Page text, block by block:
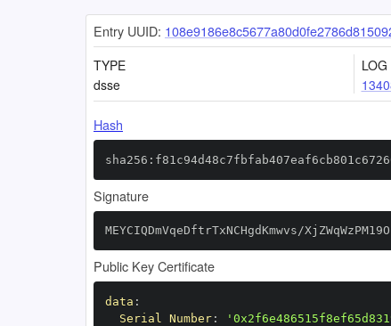
Entry UUID:
TYPE
dsse
Hash
Signature
MEYCIQDmVqeDftrTxNCHgdKmwvs/
Public Key Certificate
data :
Serial Number: